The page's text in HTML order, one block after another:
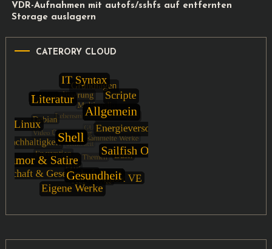
VDR-Aufnahmen mit autofs/sshfs auf entfernten
Storage auslagern
CATERORY CLOUD